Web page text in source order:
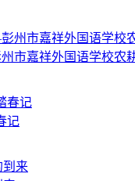
市嘉祥外国语学校农
记